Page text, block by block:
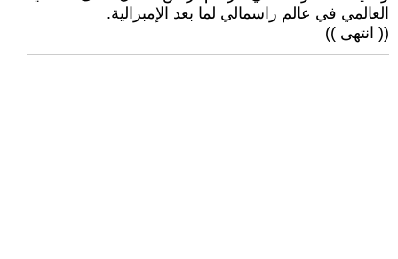
العالمي في عالم راسمالي لما بعد الإمبرالية.
(( انتهى ))